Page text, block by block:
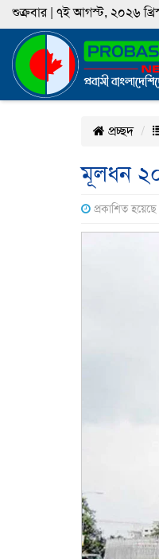
শুক্রবার | ৭ই আগস্ট, ২০২৬
প্রচ্ছদ
মূলধন
প্রকাশিত